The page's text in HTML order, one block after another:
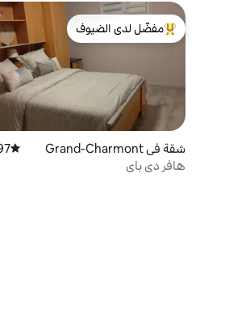
من أبرز البيوت المفضّلة لدى الضيوف
مفضّل لدى الضيوف
شقة في Grand-Charmont متوسط
هافر دي باي